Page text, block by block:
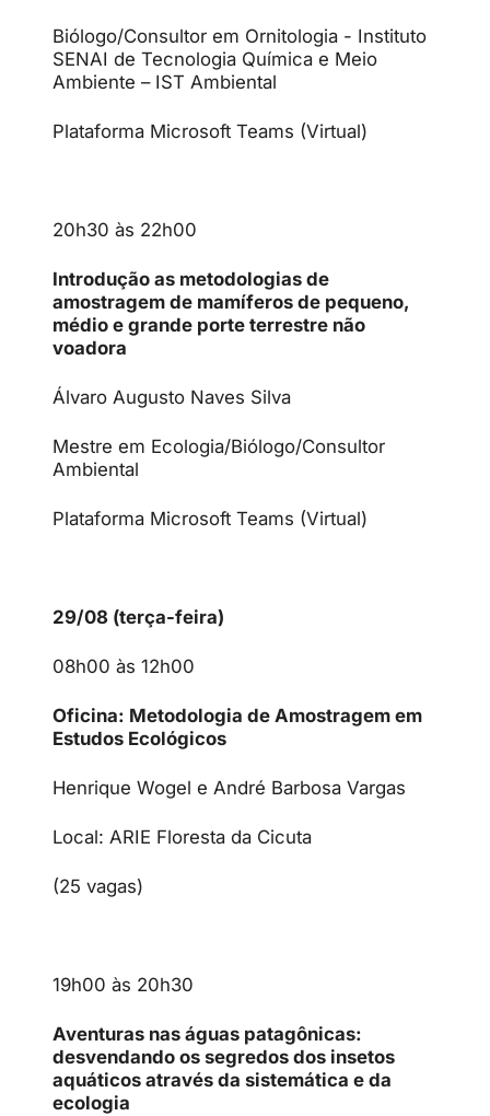
Biólogo/Consultor em Ornitologia - Instituto
SENAI de Tecnologia Química e Meio
Ambiente – IST Ambiental
Plataforma Microsoft Teams (Virtual)
20h30 às 22h00
Introdução as metodologias de
amostragem de mamíferos de pequeno,
médio e grande porte terrestre não
voadora
Álvaro Augusto Naves Silva
Mestre em Ecologia/Biólogo/Consultor
Ambiental
Plataforma Microsoft Teams (Virtual)
29/08 (terça-feira)
08h00 às 12h00
Oficina: Metodologia de Amostragem em
Estudos Ecológicos
Henrique Wogel e André Barbosa Vargas
Local: ARIE Floresta da Cicuta
(25 vagas)
19h00 às 20h30
Aventuras nas águas patagônicas:
desvendando os segredos dos insetos
aquáticos através da sistemática e da
ecologia